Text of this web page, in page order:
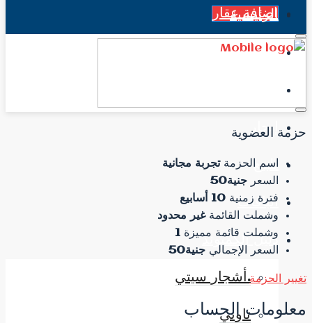
اضافة عقار
الرئيسية
جميع العقارات
إيجار
للبيع
الباقات
دليل الكمبوند
.أشجار سيتي
تاوني
حزمة العضوية
اسم الحزمة تجربة مجانية
السعر جنية50
فترة زمنية 10 أسابيع
وشملت القائمة غير محدود
وشملت قائمة مميزة 1
السعر الإجمالي جنية50
تغيير الحزمة
معلومات الحساب